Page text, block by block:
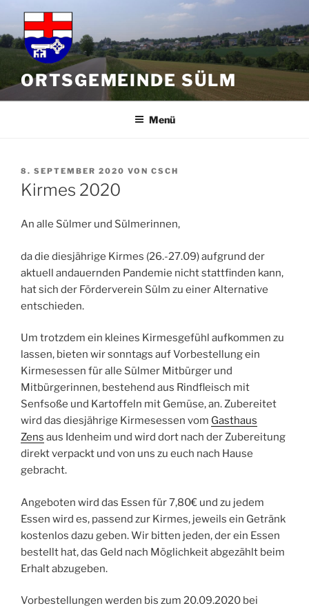
Inhalt
springen
ORTSGEMEINDE SÜLM
Menü
VERÖFFENTLICHT
AM
8. SEPTEMBER 2020 VON CSCH
Kirmes 2020
An alle Sülmer und Sülmerinnen,
da die diesjährige Kirmes (26.-27.09) aufgrund der
aktuell andauernden Pandemie nicht stattfinden kann,
hat sich der Förderverein Sülm zu einer Alternative
entschieden.
Um trotzdem ein kleines Kirmesgefühl aufkommen zu
lassen, bieten wir sonntags auf Vorbestellung ein
Kirmesessen für alle Sülmer Mitbürger und
Mitbürgerinnen, bestehend aus Rindfleisch mit
Senfsoße und Kartoffeln mit Gemüse, an. Zubereitet
wird das diesjährige Kirmesessen vom Gasthaus
Zens aus Idenheim und wird dort nach der Zubereitung
direkt verpackt und von uns zu euch nach Hause
gebracht.
Angeboten wird das Essen für 7,80€ und zu jedem
Essen wird es, passend zur Kirmes, jeweils ein Getränk
kostenlos dazu geben. Wir bitten jeden, der ein Essen
bestellt hat, das Geld nach Möglichkeit abgezählt beim
Erhalt abzugeben.
Vorbestellungen werden bis zum 20.09.2020 bei